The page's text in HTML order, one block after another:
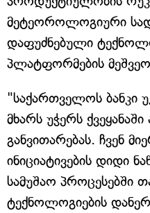
მეტეოროლოგიური
დაფუძნებული
პლატფორმების
"საქართველოს ბანკი
მხარს უჭერს
განვითარებას. ჩვენ
ინიციატივების დიდი
სამუშაო პროცესებში
ტექნოლოგიების